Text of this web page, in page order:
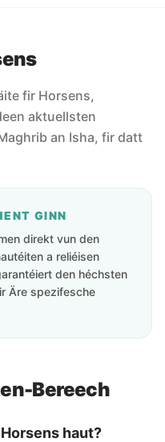
fir Horsens,
aktuellsten
an Isha, fir datt
GINN
direkt vun den
a reliéisen
den héchsten
Äre spezifesche
Bereech
haut?